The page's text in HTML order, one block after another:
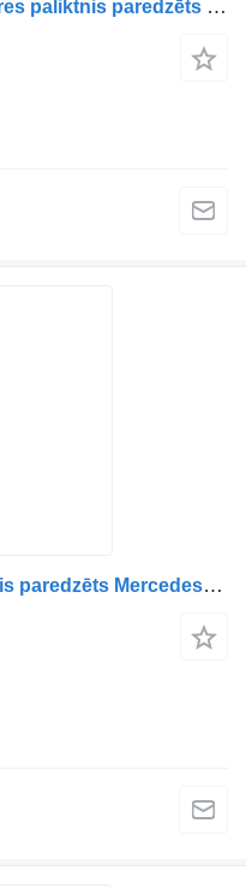
Bump Stop Axă Motrică atsperes paliktnis paredzēts Mercedes-Benz A9613253809 kravas automašīnas
A6753240008 atsperes paliktnis paredzēts Mercedes-Benz kravas automašīnas